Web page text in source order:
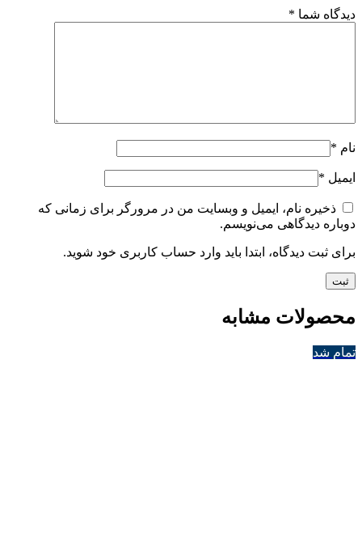
دیدگاه شما *
نام *
ایمیل *
ذخیره نام، ایمیل و وبسایت من در مرورگر برای زمانی که
دوباره دیدگاهی می‌نویسم.
برای ثبت دیدگاه، ابتدا باید وارد حساب کاربری خود شوید.
محصولات مشابه
تمام شد